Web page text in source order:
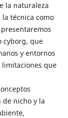
la naturaleza
técnica como
cyborg, que
y entornos
que
de nicho y la